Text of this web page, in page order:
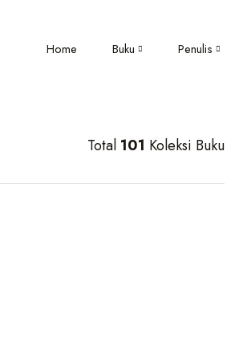
Home Buku Penulis
Total 101 Koleksi Buku